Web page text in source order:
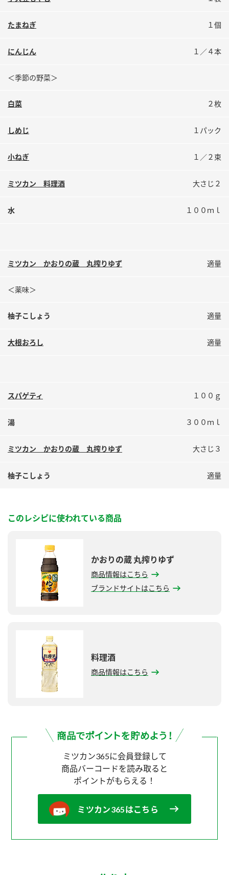
たまねぎ １個
にんじん １／４本
＜季節の野菜＞
白菜 ２枚
しめじ １パック
小ねぎ １／２束
ミツカン 料理酒 大さじ２
水 １００ｍｌ
ミツカン かおりの蔵 丸搾りゆず 適量
＜薬味＞
柚子こしょう 適量
大根おろし 適量
スパゲティ １００ｇ
湯 ３００ｍｌ
ミツカン かおりの蔵 丸搾りゆず 大さじ３
柚子こしょう 適量
このレシピに使われている商品
かおりの蔵 丸搾りゆず
商品情報はこちら
ブランドサイトはこちら
料理酒
商品情報はこちら
ミツカン365に会員登録して
商品バーコードを読み取ると
ポイントがもらえる！
ミツカン365はこちら